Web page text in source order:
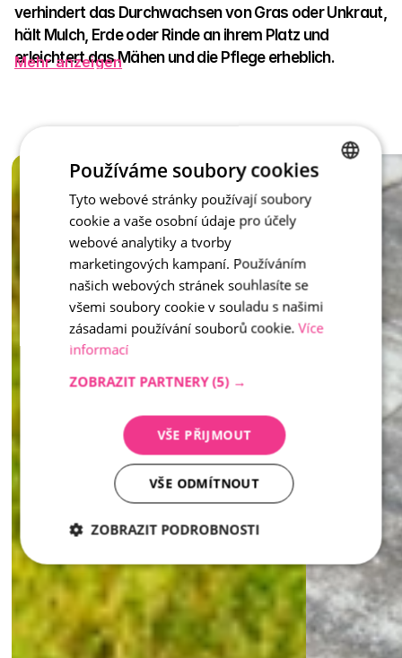
verhindert das Durchwachsen von Gras oder Unkraut,
hält Mulch, Erde oder Rinde an ihrem Platz und
erleichtert das Mähen und die Pflege erheblich.
Umgebung verschmelzen oder das Beet als elegante Kante
hervorheben, die das gesamte Erscheinungsbild zur
Perfektion bringt. Es ist eine dezente Mauer, die das Beet dort
hält, wo es sein soll – mit Anmut und ohne unnötige Mühe.
Der Beeteinfassungskante – das Juwel eines jeden Gartens,
das Ordnung und Schönheit bringt.
Mehr anzeigen
Inspiration - Beetränder
CZECH
Používáme soubory cookies
Tyto webové stránky používají soubory
cookie a vaše osobní údaje pro účely
webové analytiky a tvorby
marketingových kampaní. Používáním
našich webových stránek souhlasíte se
všemi soubory cookie v souladu s našimi
zásadami používání souborů cookie. Více
informací
ZOBRAZIT PARTNERY (5) →
VŠE PŘIJMOUT
VŠE ODMÍTNOUT
ZOBRAZIT PODROBNOSTI
Nezbytně
nutné
soubory
Analytika Marketing